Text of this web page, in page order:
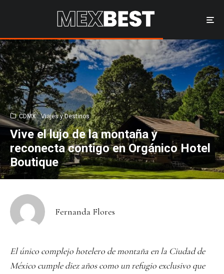
CDMX Viajes y Destinos
Vive el lujo de la montaña y
reconecta contigo en Orgánico Hotel
Boutique
Fernanda Flores
El único complejo hotelero de montaña en la Ciudad de
México cumple diez años como un refugio exclusivo que